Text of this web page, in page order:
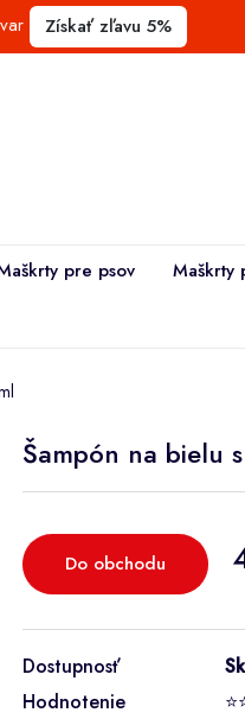
Získať zľavu 5%
pre psov Maškrty
Šampón na bielu
Do obchodu
Dostupnosť
Hodnotenie